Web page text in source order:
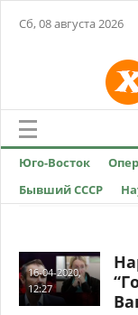
Сб, 08 августа 2026
Юго-Восток
Бывший СССР
16-04-2020,
12:27